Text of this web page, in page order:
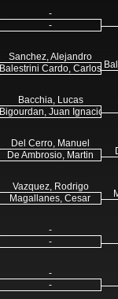
-
-
Sanchez, Alejandro
Balestrini Cardo, Carlos
Bacchia, Lucas
Bigourdan, Juan Ignacio
Del Cerro, Manuel
De Ambrosio, Martin
Vazquez, Rodrigo
Magallanes, Cesar
-
-
-
-